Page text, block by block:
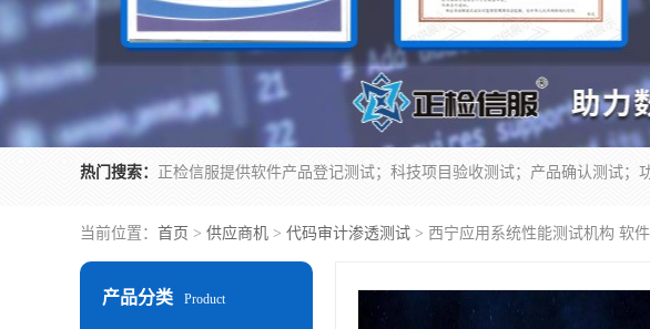
热门搜索：
当前位置： 首页 > 供应商机 > 代码审计渗透测试 > 西宁应用系统性能测试机构 软
产品分类 Product